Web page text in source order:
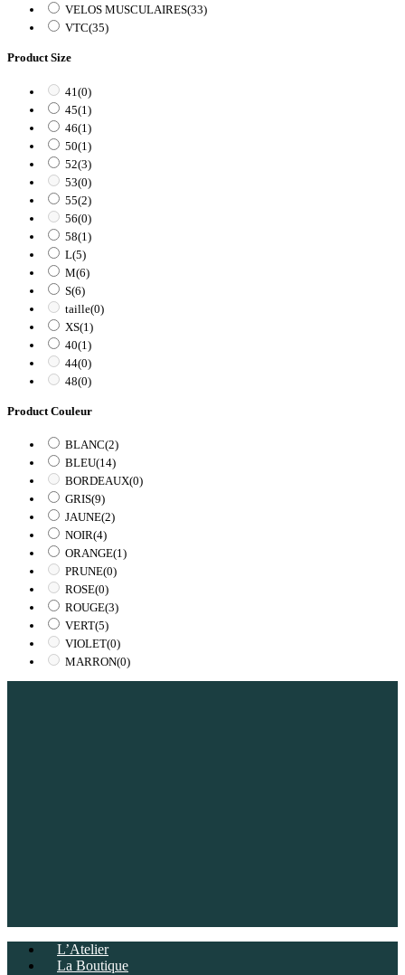
VELOS MUSCULAIRES(33)
VTC(35)
Product Size
41 (0)
45(1)
46(1)
50(1)
52(3)
53(0)
55(2)
56(0)
58(1)
L(5)
M(6)
S(6)
taille(0)
XS(1)
40(1)
44(0)
48(0)
Product Couleur
BLANC(2)
BLEU(14)
BORDEAUX(0)
GRIS(9)
JAUNE(2)
NOIR(4)
ORANGE(1)
PRUNE(0)
ROSE(0)
ROUGE(3)
VERT(5)
VIOLET(0)
MARRON(0)
L’Atelier
La Boutique